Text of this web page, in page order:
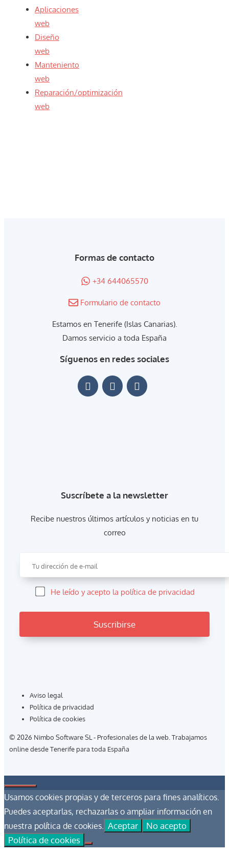
Aplicaciones
web
Diseño
web
Manteniento
web
Reparación/optimización
web
Formas de contacto
+34 644065570
Formulario de contacto
Estamos en Tenerife (Islas Canarias).
Damos servicio a toda España
Síguenos en redes sociales
Suscríbete a la newsletter
Recibe nuestros últimos artículos y noticias en tu
correo
He leído y acepto la política de privacidad
Aviso legal
Política de privacidad
Política de cookies
© 2026 Nimbo Software SL - Profesionales de la web. Trabajamos
online desde Tenerife para toda España
Cerrar
Usamos cookies propias y de terceros para fines analíticos.
Puedes aceptarlas, rechazarlas o ampliar información en
nuestra política de cookies. Aceptar
No acepto
Política de cookies